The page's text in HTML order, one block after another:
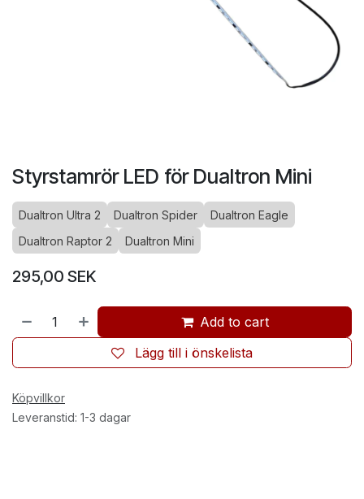
Styrstamrör LED för Dualtron Mini
Dualtron Ultra 2 Dualtron Spider
Dualtron Eagle
Dualtron Raptor 2
Dualtron Mini
295,00 SEK
Add to cart
Lägg till i önskelista
Köpvillkor
Leveranstid: 1-3 dagar